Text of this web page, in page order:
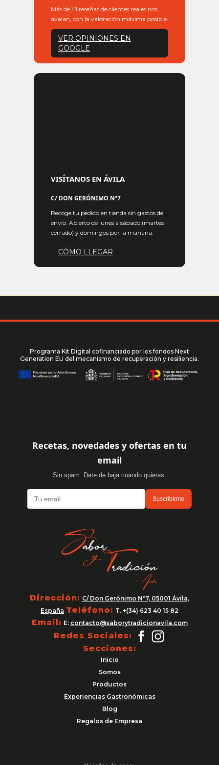
Más de 41 reseñas de clientes reales nos
avalan, con la valoración máxima posible.
VER OPINIONES EN
GOOGLE
VISÍTANOS EN ÁVILA
C/ DON GERÓNIMO Nº7
Recoge tu pedido en tienda sin gastos de
envío. Abierto de lunes a sábado (martes
cerrado) y domingos por la mañana.
CÓMO LLEGAR
Programa Kit Digital cofinanciado por los fondos Next
Generation EU del mecanismo de recuperación y resiliencia.
Recetas, novedades y ofertas en tu
email
Sin spam. Date de baja cuando quieras.
Suscribirme
Dirección: C/ Don Gerónimo Nº7, 05001 Ávila,
España Teléfono: T. +(34) 623 40 15 82
Email: E: contacto@saborytradicionavila.com
Redes Sociales:
Secciones:
Inicio
Somos
Productos
Experiencias Gastronómicas
Blog
Regalos de Empresa